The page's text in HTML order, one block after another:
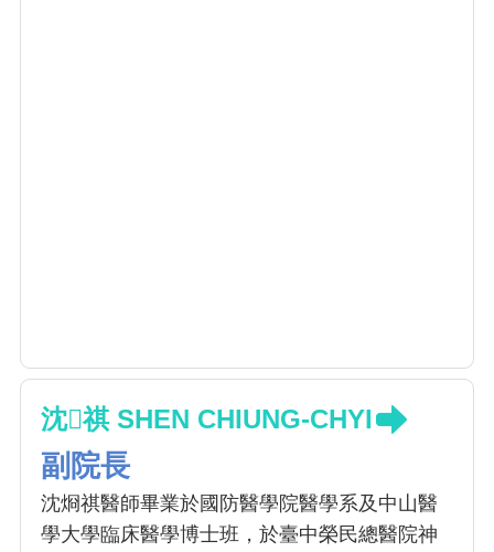
沈祺 SHEN CHIUNG-CHYI
副院長
沈烱祺醫師畢業於國防醫學院醫學系及中山醫
學大學臨床醫學博士班，於臺中榮民總醫院神